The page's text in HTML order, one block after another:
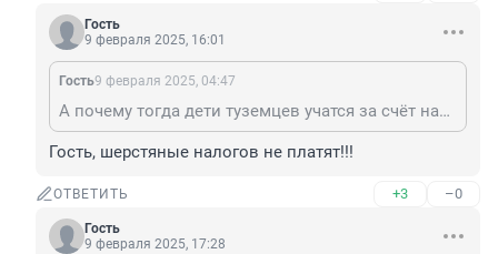
Гость
9 февраля 2025, 16:01
Гость9 февраля 2025, 04:47
А почему тогда дети туземцев учатся за счёт налогов мигрантов? Налоги платит работодатель за всех работников, независимо от их гражданства. Так что не переживай, всё справедливо.
Гость, шерстяные налогов не платят!!!
ОТВЕТИТЬ +3 –0
Гость
9 февраля 2025, 17:28